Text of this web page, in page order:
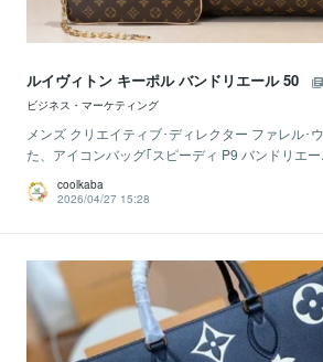
ルイヴィトン キーポル バンドリエール 50
ビジネス・マーケティング
メンズ クリエイティブ･ディレクター ファレル･
た、アイコンバッグ｢スピーディ P9 バンドリエー
coolkaba
2026/04/27 15:28